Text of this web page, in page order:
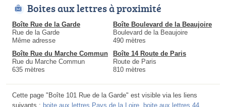
Boites aux lettres à proximité
Boîte Rue de la Garde
Rue de la Garde
Même adresse
Boîte Boulevard de la Beaujoire
Boulevard de la Beaujoire
490 mètres
Boîte Rue du Marche Commun
Rue du Marche Commun
635 mètres
Boîte 14 Route de Paris
Route de Paris
810 mètres
Cette page "Boîte 101 Rue de la Garde" est visible via les liens
suivants : boite aux lettres Pays de la Loire boite aux lettres 44